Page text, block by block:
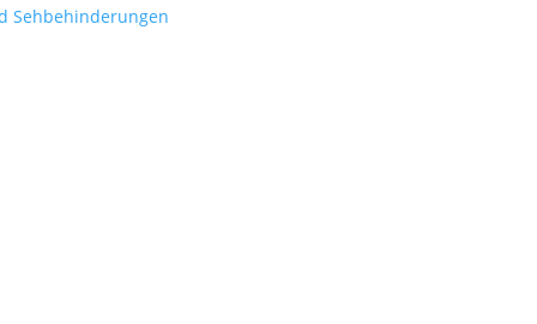
Sehbehinderungen